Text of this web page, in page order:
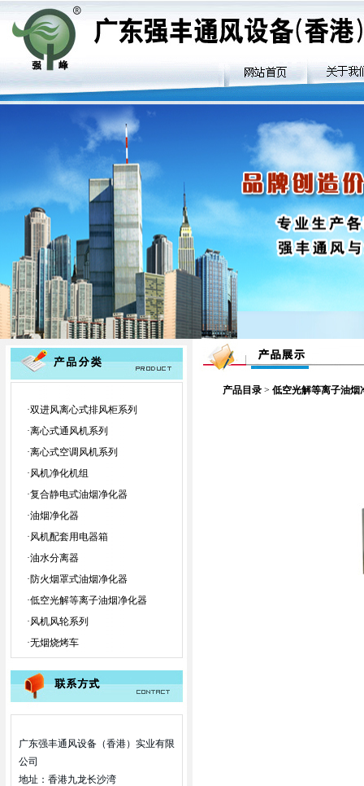
·双进风离心式排风柜系列
·离心式通风机系列
·离心式空调风机系列
·风机净化机组
·复合静电式油烟净化器
·油烟净化器
·风机配套用电器箱
·油水分离器
·防火烟罩式油烟净化器
·低空光解等离子油烟净化器
·风机风轮系列
·无烟烧烤车
广东强丰通风设备（香港）实业有限
公司
地址：香港九龙长沙湾
产品目录> 低空光解等离子油烟